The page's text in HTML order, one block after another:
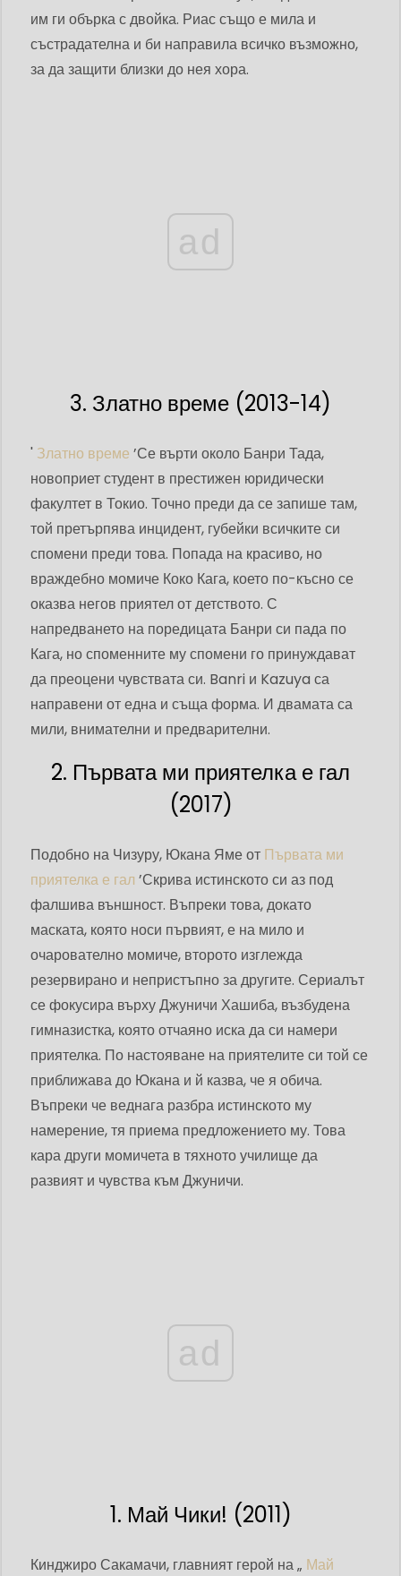
им ги обърка с двойка. Риас също е мила и
състрадателна и би направила всичко възможно,
за да защити близки до нея хора.
ad
3. Златно време (2013-14)
' Златно време ’Се върти около Банри Тада,
новоприет студент в престижен юридически
факултет в Токио. Точно преди да се запише там,
той претърпява инцидент, губейки всичките си
спомени преди това. Попада на красиво, но
враждебно момиче Коко Кага, което по-късно се
оказва негов приятел от детството. С
напредването на поредицата Банри си пада по
Кага, но споменните му спомени го принуждават
да преоцени чувствата си. Banri и Kazuya са
направени от една и съща форма. И двамата са
мили, внимателни и предварителни.
2. Първата ми приятелка е гал
(2017)
Подобно на Чизуру, Юкана Яме от Първата ми
приятелка е гал ’Скрива истинското си аз под
фалшива външност. Въпреки това, докато
маската, която носи първият, е на мило и
очарователно момиче, второто изглежда
резервирано и непристъпно за другите. Сериалът
се фокусира върху Джуничи Хашиба, възбудена
гимназистка, която отчаяно иска да си намери
приятелка. По настояване на приятелите си той се
приближава до Юкана и й казва, че я обича.
Въпреки че веднага разбра истинското му
намерение, тя приема предложението му. Това
кара други момичета в тяхното училище да
развият и чувства към Джуничи.
ad
1. Май Чики! (2011)
Кинджиро Сакамачи, главният герой на „ Май